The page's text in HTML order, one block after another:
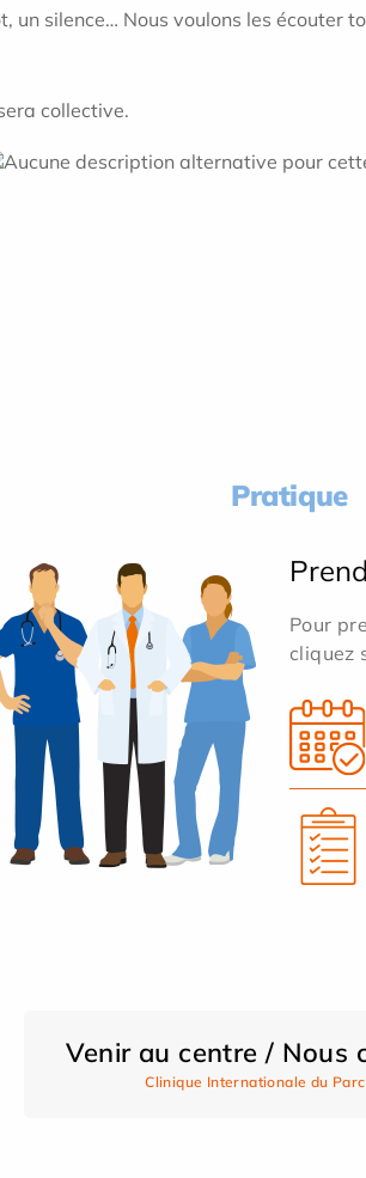
un silence… Nous voulons les écouter
collective.
Pratique
Pour
cliquez
Venir au centre / Nous
Clinique Internationale du